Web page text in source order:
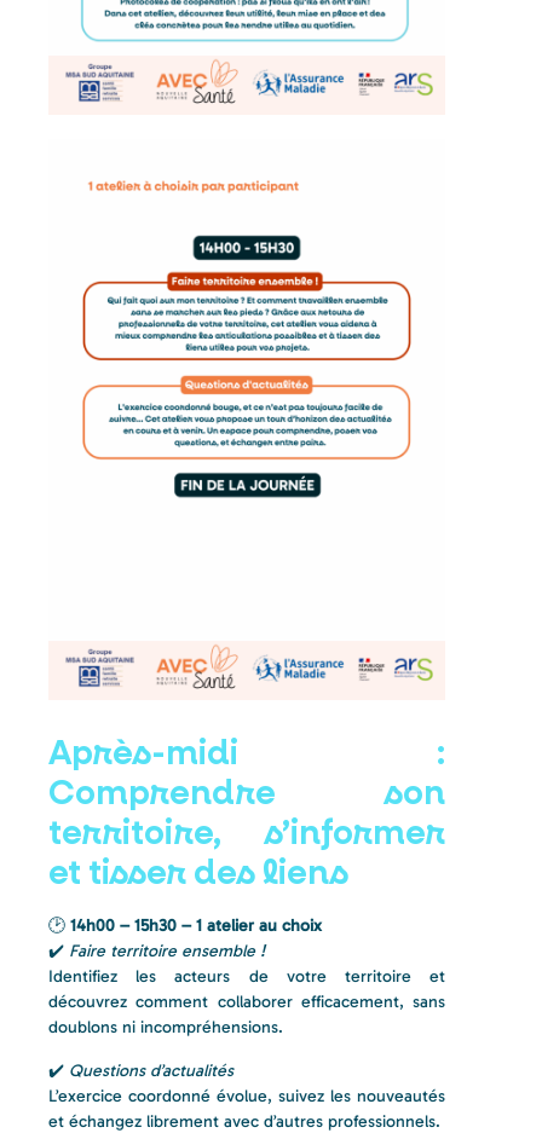
Après-midi :
Comprendre son
territoire, s’informer
et tisser des liens
🕑 14h00 – 15h30 – 1 atelier au choix
✔️ Faire territoire ensemble !
Identifiez les acteurs de votre territoire et
découvrez comment collaborer efficacement, sans
doublons ni incompréhensions.
✔️ Questions d’actualités
L’exercice coordonné évolue, suivez les nouveautés
et échangez librement avec d’autres professionnels.